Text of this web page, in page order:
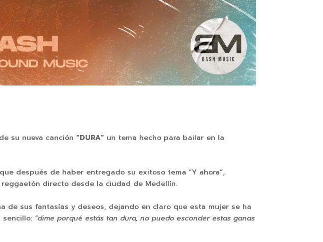
su nueva canción“DURA” un tema hecho para bailar en la
que después de haber entregado su exitoso tema “Y ahora”,
directo desde la ciudad de Medellín.
de sus fantasías y deseos, dejando en claro que esta mujer se ha
“dime porqué estás tan dura, no puedo esconder estas ganas